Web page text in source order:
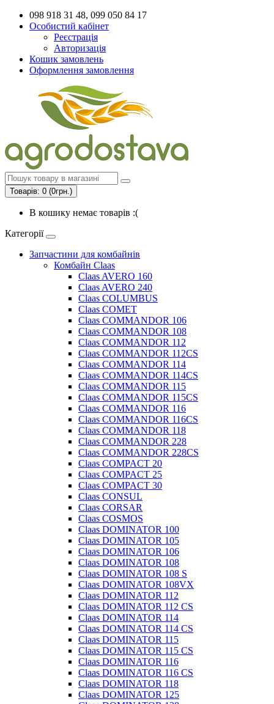
098 918 31 48, 099 050 84 17
Особистий кабінет
Реєстрація
Авторизація
Кошик замовлень
Оформлення замовлення
Товарів: 0 (0грн.)
В кошику немає товарів :(
Категорії
Запчастини для комбайнів
Комбайн Claas
Claas AVERO 160
Claas AVERO 240
Claas COLUMBUS
Claas COMET
Claas COMMANDOR 106
Claas COMMANDOR 108
Claas COMMANDOR 112
Claas COMMANDOR 112CS
Claas COMMANDOR 114
Claas COMMANDOR 114CS
Claas COMMANDOR 115
Claas COMMANDOR 115CS
Claas COMMANDOR 116
Claas COMMANDOR 116CS
Claas COMMANDOR 118
Claas COMMANDOR 228
Claas COMMANDOR 228CS
Claas COMPACT 20
Claas COMPACT 25
Claas COMPACT 30
Claas CONSUL
Claas CORSAR
Claas COSMOS
Claas DOMINATOR 100
Claas DOMINATOR 105
Claas DOMINATOR 106
Claas DOMINATOR 108
Claas DOMINATOR 108 S
Claas DOMINATOR 108VX
Claas DOMINATOR 112
Claas DOMINATOR 112 CS
Claas DOMINATOR 114
Claas DOMINATOR 114 CS
Claas DOMINATOR 115
Claas DOMINATOR 115 CS
Claas DOMINATOR 116
Claas DOMINATOR 116 CS
Claas DOMINATOR 118
Claas DOMINATOR 125